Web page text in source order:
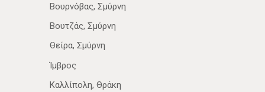
Βουρνόβας, Σμύρνη
Βουτζάς, Σμύρνη
Θείρα, Σμύρνη
Ίμβρος
Καλλίπολη, Θράκη